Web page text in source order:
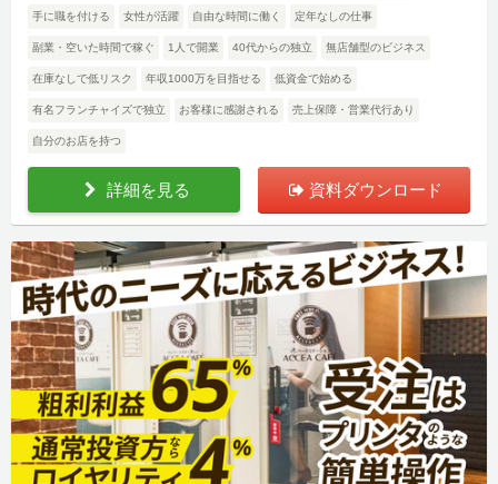
手に職を付ける 女性が活躍 自由な時間に働く 定年なしの仕事
副業・空いた時間で稼ぐ 1人で開業 40代からの独立 無店舗型のビジネス
在庫なしで低リスク 年収1000万を目指せる 低資金で始める
有名フランチャイズで独立 お客様に感謝される 売上保障・営業代行あり
自分のお店を持つ
詳細を見る 資料ダウンロード